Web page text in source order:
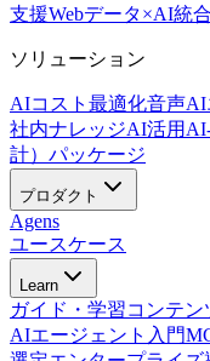
支援Webデータ×AI統合
ソリューション
AIコスト最適化音声AI
社内ナレッジAI活用
計）パッケージ
プロダクト
Agens
ユースケース
Learn
ガイド・学習コンテン
AIエージェント入門